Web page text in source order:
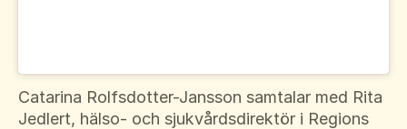
Catarina Rolfsdotter-Jansson samtalar med Rita
Jedlert, hälso- och sjukvårdsdirektör i Regions